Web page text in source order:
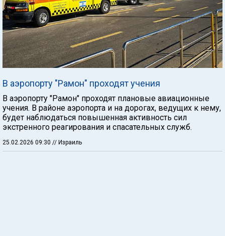
В аэропорту "Рамон" проходят учения
В аэропорту "Рамон" проходят плановые авиационные
учения. В районе аэропорта и на дорогах, ведущих к нему,
будет наблюдаться повышенная активность сил
экстренного реагирования и спасательных служб.
25.02.2026 09:30 // Израиль